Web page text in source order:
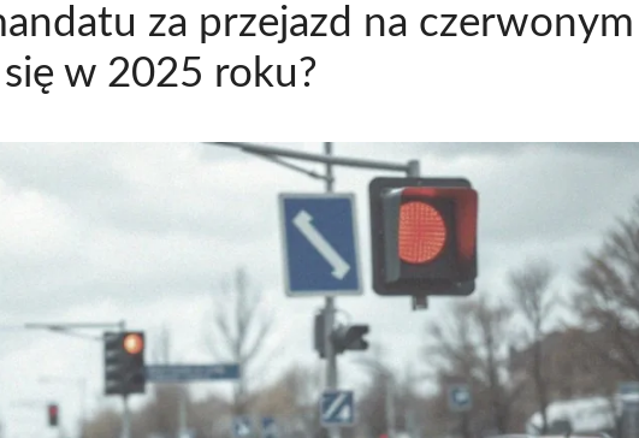
za przejazd na czerwonym
w 2025 roku?